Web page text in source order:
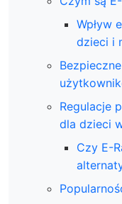
Wpływ
dzieci i
Regulacje
dla dzieci
Czy E-